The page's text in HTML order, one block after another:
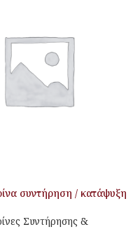
συντήρηση / κατάψυξη
Συντήρησης &